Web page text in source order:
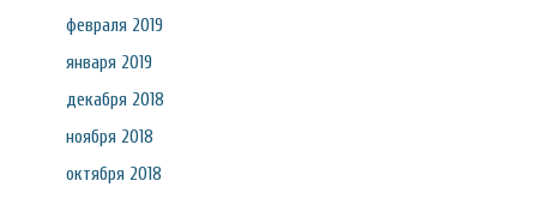
февраля 2019
января 2019
декабря 2018
ноября 2018
октября 2018